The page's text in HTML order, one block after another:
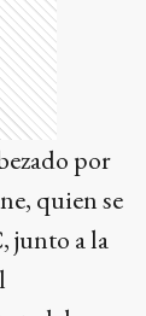
por
quien se
junto a la